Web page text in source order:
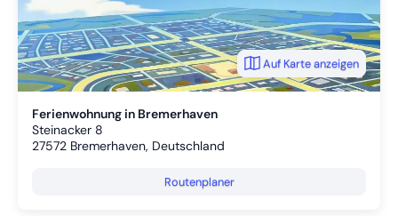
Ferienwohnung in Bremerhaven
Steinacker 8
27572 Bremerhaven, Deutschland
Routenplaner
Auf Karte anzeigen